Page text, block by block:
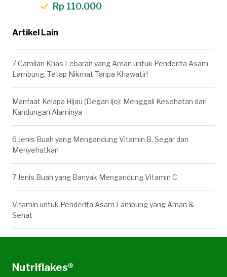
Rp 110.000
Artikel Lain
7 Camilan Khas Lebaran yang Aman untuk Penderita Asam
Lambung, Tetap Nikmat Tanpa Khawatir!
Manfaat Kelapa Hijau (Degan ijo): Menggali Kesehatan dari
Kandungan Alaminya
6 Jenis Buah yang Mengandung Vitamin B, Segar dan
Menyehatkan
7 Jenis Buah yang Banyak Mengandung Vitamin C
Vitamin untuk Penderita Asam Lambung yang Aman &
Sehat
Nutriflakes®